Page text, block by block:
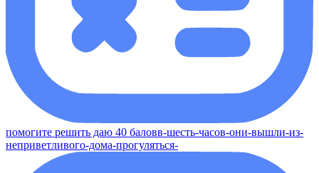
помогите решить даю 40 баловв-шесть-часов-они-вышли-из-
неприветливого-дома-прогуляться-